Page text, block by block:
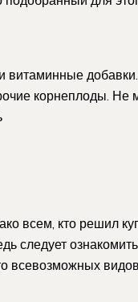
витаминные
корнеплоды. Не
всем, кто решил
следует
всевозможных